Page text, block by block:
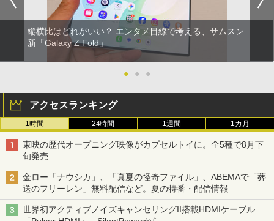
縦横比はどれがいい？ エンタメ目線で考える、サムスン
新「Galaxy Z Fold」
● ● ●
アクセスランキング
1時間 24時間 1週間 1カ月
東映の歴代オープニング映像がカプセルトイに。全5種で8月下
旬発売
金ロー「ナウシカ」、「真夏の怪奇ファイル」、ABEMAで「葬
送のフリーレン」無料配信など。夏の特番・配信情報
世界初アクティブノイズキャンセリングII搭載HDMIケーブル